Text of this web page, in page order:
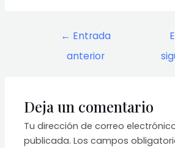
Navegación
entradas
← Entrada
anterior
Deja un comentario
Tu dirección de correo
publicada. Los campos